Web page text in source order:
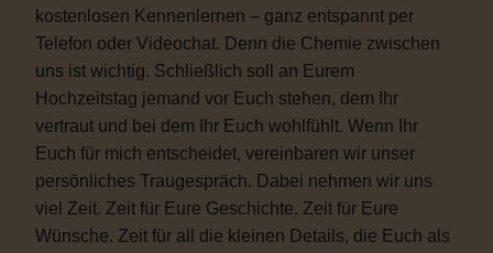
kostenlosen Kennenlernen – ganz entspannt per
Telefon oder Videochat. Denn die Chemie zwischen
uns ist wichtig. Schließlich soll an Eurem
Hochzeitstag jemand vor Euch stehen, dem Ihr
vertraut und bei dem Ihr Euch wohlfühlt. Wenn Ihr
Euch für mich entscheidet, vereinbaren wir unser
persönliches Traugespräch. Dabei nehmen wir uns
viel Zeit. Zeit für Eure Geschichte. Zeit für Eure
Wünsche. Zeit für all die kleinen Details, die Euch als